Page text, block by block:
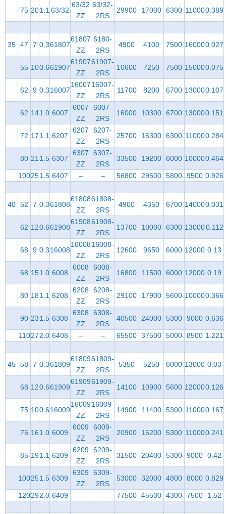
75 201.163/32
63/32
ZZ
63/32-
2RS
29900 17000 6300 110000.389
35 47 7 0.361807
61807
ZZ
6180-
2RS
4900 4100 7500 160000.027
55 100.661907
61907
ZZ
61907-
2RS
10600 7250 7500 150000.075
62 9 0.316007
16007
ZZ
16007-
2RS
11700 8200 6700 130000.107
62 141.0 6007
6007
ZZ
6007-
2RS
16000 10300 6700 130000.151
72 171.1 6207
6207
ZZ
6207-
2RS
25700 15300 6300 110000.284
80 211.5 6307
6307
ZZ
6307-
2RS
33500 19200 6000 100000.464
100251.5 6407 – – 56800 29500 5800 9500 0.926
40 52 7 0.361808
61808
ZZ
61808-
2RS
4900 4350 6700 140000.031
62 120.661908
61908
ZZ
61908-
2RS
13700 10000 6300 130000.112
68 9 0.316008
16008
ZZ
16008-
2RS
12600 9650 6000 12000 0.13
68 151.0 6008
6008
ZZ
6008-
2RS
16800 11500 6000 12000 0.19
80 181.1 6208
6208
ZZ
6208-
2RS
29100 17900 5600 100000.366
90 231.5 6308
6308
ZZ
6308-
2RS
40500 24000 5300 9000 0.636
110272.0 6408 – – 65500 37500 5000 8500 1.221
45 58 7 0.361809
61809
ZZ
61809-
2RS
5350 5250 6000 13000 0.03
68 120.661909
61909
ZZ
61909-
2RS
14100 10900 5600 120000.126
75 100.616009
16009
ZZ
16009-
2RS
14900 11400 5300 110000.167
75 161.0 6009
6009
ZZ
6009-
2RS
20900 15200 5300 110000.241
85 191.1 6209
6209
ZZ
6209-
2RS
31500 20400 5300 9000 0.42
100251.5 6309
6309
ZZ
6309-
2RS
53000 32000 4800 8000 0.829
120292.0 6409 – – 77500 45500 4300 7500 1.52